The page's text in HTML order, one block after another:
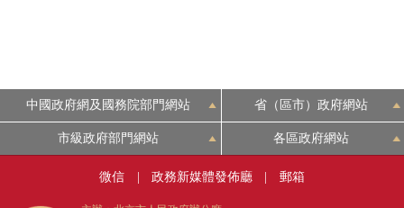
中國政府網及國務院部門網站 省（區市）政府網站
市級政府部門網站 各區政府網站
微信 政務新媒體發佈廳 郵箱